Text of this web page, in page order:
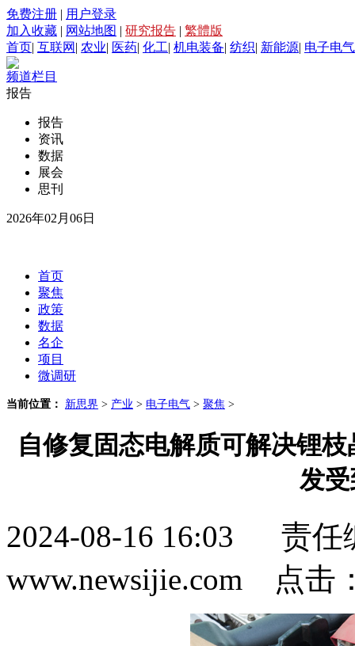
免费注册 | 用户登录
加入收藏 | 网站地图 | 研究报告 | 繁體版
首页| 互联网 | 农业| 医药| 化工| 机电装备| 纺织| 新能源| 电子电气
频道栏目
报告
报告
资讯
数据
展会
思刊
2026年02月06日
首页
聚焦
政策
数据
名企
项目
微调研
当前位置： 新思界 > 产业 > 电子电气 > 聚焦 >
自修复固态电解质可解决锂
发
2024-08-16 16:03 责
www.newsijie.com 点击